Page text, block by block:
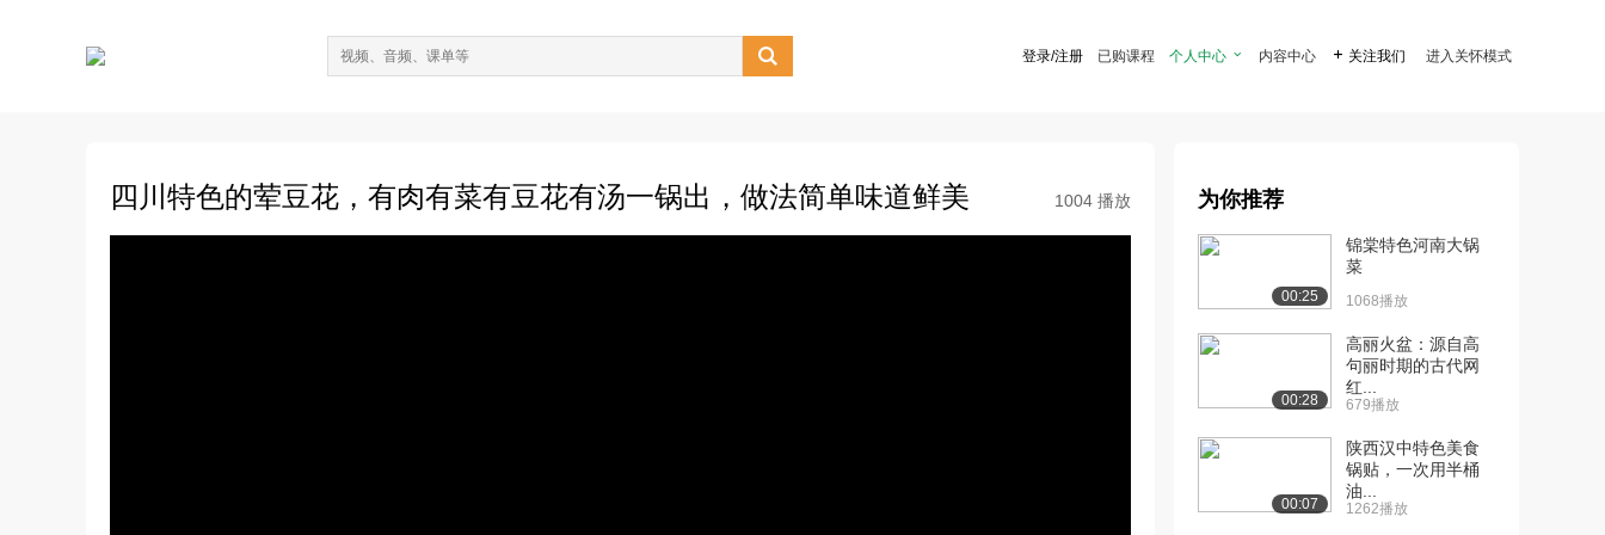
 登录/注册 已购课程 个人中心  内容中心  关注我们 进入关怀模式
四川特色的荤豆花，有肉有菜有豆花有汤一锅出，做法简单味道鲜美 1004 播放 为你推荐
00:25
锦棠特色河南大锅
菜
1068播放
00:28
高丽火盆：源自高
句丽时期的古代网
红...
679播放
00:07
陕西汉中特色美食
锅贴，一次用半桶
油...
1262播放